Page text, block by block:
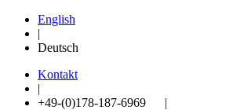
English
|
Deutsch
Kontakt
|
+49-(0)178-187-6969 |